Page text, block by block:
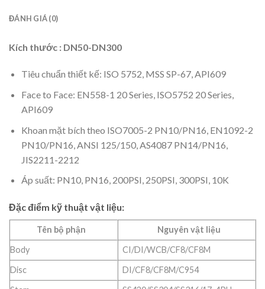
ĐÁNH GIÁ (0)
Kích thước : DN50-DN300
Tiêu chuẩn thiết kế: ISO 5752, MSS SP-67, API609
Face to Face: EN558-1 20 Series, ISO5752 20 Series,
API609
Khoan mặt bích theo ISO7005-2 PN10/PN16, EN1092-2
PN10/PN16, ANSI 125/150, AS4087 PN14/PN16,
JIS2211-2212
Áp suất: PN10, PN16, 200PSI, 250PSI, 300PSI, 10K
Đặc điểm kỹ thuật vật liệu:
Tên bộ phận
Nguyên vật liệu
Body
CI/DI/WCB/CF8/CF8M
Disc
DI/CF8/CF8M/C954